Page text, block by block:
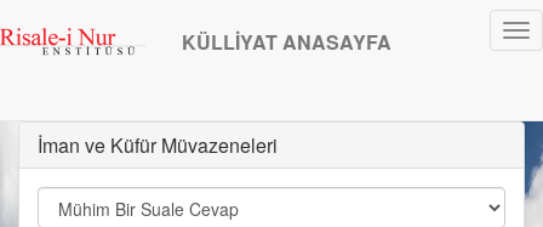
KÜLLİYAT ANASAYFA
İman ve Küfür Müvazeneleri